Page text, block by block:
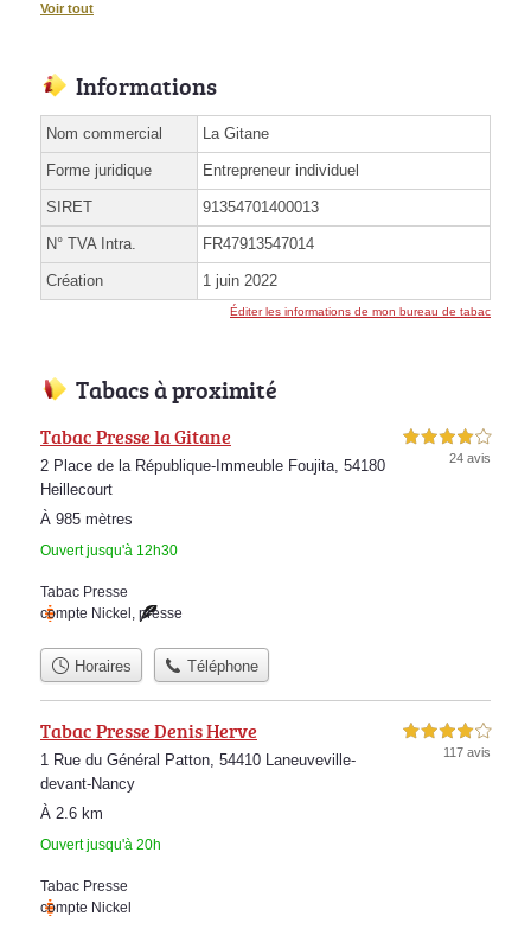
Voir tout
Informations
Nom commercial La Gitane
Forme juridique Entrepreneur individuel
SIRET 91354701400013
N° TVA Intra. FR47913547014
Création 1 juin 2022
Éditer les informations de mon bureau de tabac
Tabacs à proximité
Tabac Presse la Gitane
2 Place de la République-Immeuble Foujita, 54180
Heillecourt
À 985 mètres
Ouvert jusqu'à 12h30
4,0 étoiles sur 5
24 avis
Tabac Presse
compte Nickel , presse
Horaires Téléphone
Tabac Presse Denis Herve
1 Rue du Général Patton, 54410 Laneuveville-
devant-Nancy
À 2.6 km
Ouvert jusqu'à 20h
4,0 étoiles sur 5
117 avis
Tabac Presse
compte Nickel